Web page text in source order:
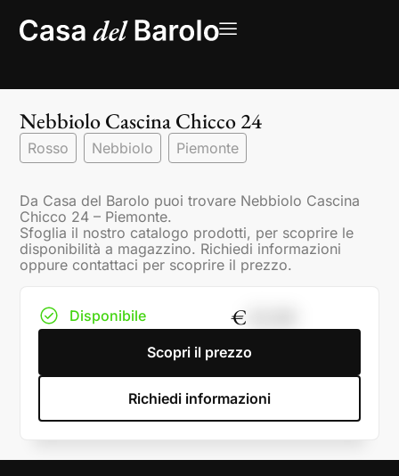
Nebbiolo Cascina Chicco 24
Rosso Nebbiolo Piemonte
Da Casa del Barolo puoi trovare Nebbiolo Cascina
Chicco 24 – Piemonte.
Sfoglia il nostro catalogo prodotti, per scoprire le
disponibilità a magazzino. Richiedi informazioni
oppure contattaci per scoprire il prezzo.
Disponibile €
Scopri il prezzo
Richiedi informazioni